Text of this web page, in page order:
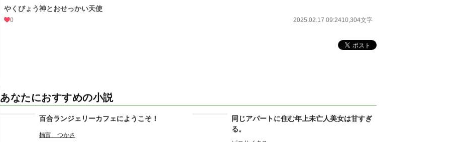
やくびょう神とおせっかい天使
0 2025.02.17 09:2410,304文字
あなたにおすすめの小説
百合ランジェリーカフェにようこそ！
楠富 つかさ
同じアパートに住む年上未亡人美女は甘すぎ
る。